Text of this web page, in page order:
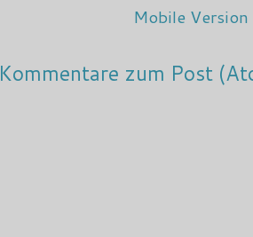
Mobile
Kommentare zum Post